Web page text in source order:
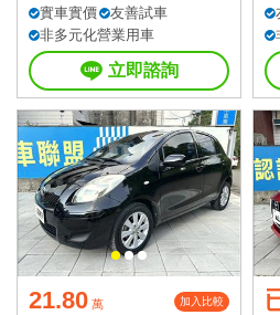
實車實價
友善試車
非多元化營業用車
立即諮詢
21.80 萬 加入比較